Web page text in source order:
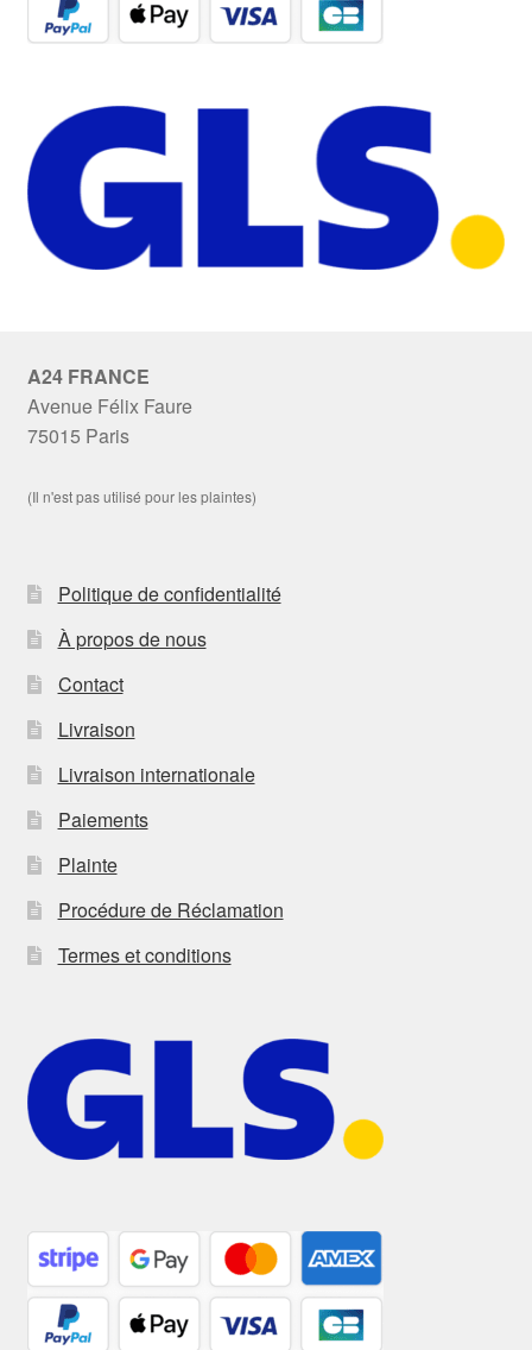
A24 FRANCE
Avenue Félix Faure
75015 Paris
(Il n'est pas utilisé pour les plaintes)
Politique de confidentialité
À propos de nous
Contact
Livraison
Livraison internationale
Paiements
Plainte
Procédure de Réclamation
Termes et conditions